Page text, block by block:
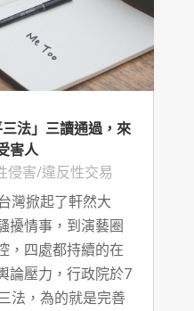
法」三讀通過，來
害人
侵害/違反性交易
灣掀起了軒然大
擾情事，到演藝圈
，四處都持續的在
論壓力，行政院於7
法，為的就是完善